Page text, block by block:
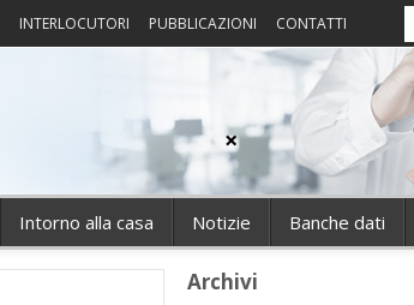
INTERLOCUTORI PUBBLICAZIONI CONTATTI
Intorno alla casa Notizie Banche dati
Archivi